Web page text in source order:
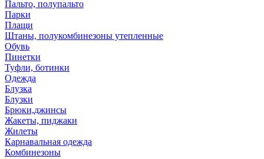
Пальто, полупальто
Парки
Плащи
Штаны, полукомбинезоны утепленные
Обувь
Пинетки
Туфли, ботинки
Одежда
Блузка
Блузки
Брюки,джинсы
Жакеты, пиджаки
Жилеты
Карнавальная одежда
Комбинезоны